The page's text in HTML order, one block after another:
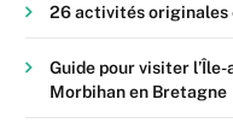
26 activités originales
Guide pour visiter
Morbihan en Bretagne